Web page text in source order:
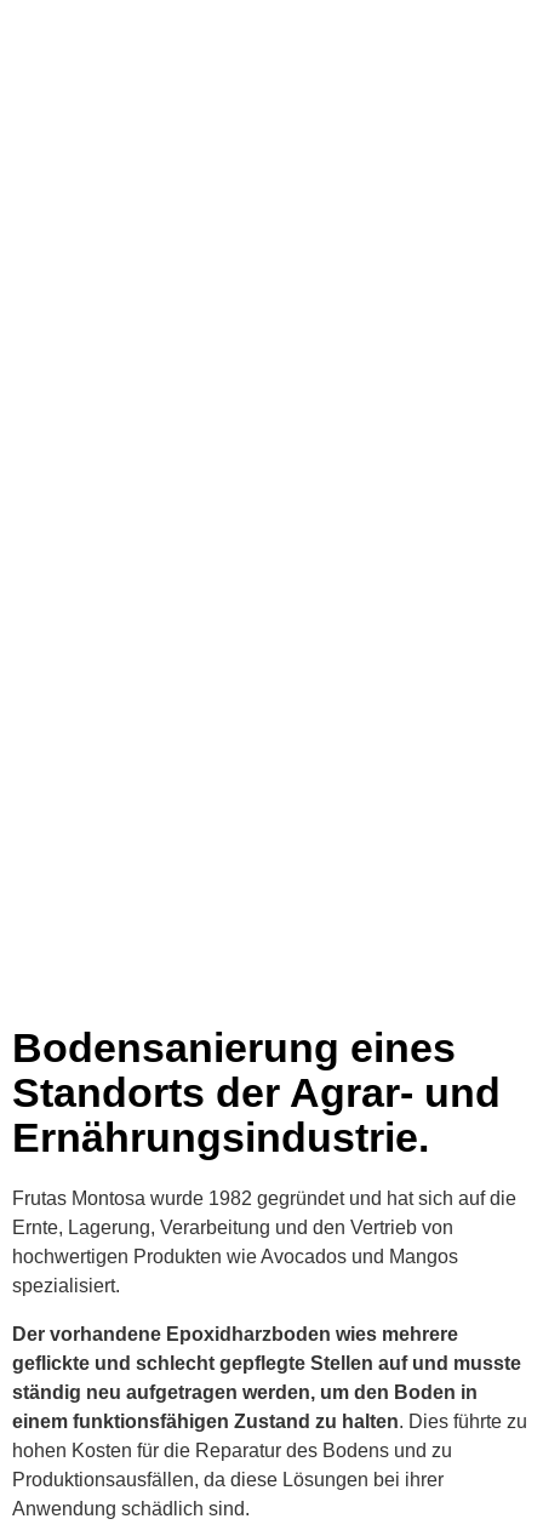
Bodensanierung eines
Standorts der Agrar- und
Ernährungsindustrie.
Frutas Montosa wurde 1982 gegründet und hat sich auf die
Ernte, Lagerung, Verarbeitung und den Vertrieb von
hochwertigen Produkten wie Avocados und Mangos
spezialisiert.
Der vorhandene Epoxidharzboden wies mehrere
geflickte und schlecht gepflegte Stellen auf und musste
ständig neu aufgetragen werden, um den Boden in
einem funktionsfähigen Zustand zu halten. Dies führte zu
hohen Kosten für die Reparatur des Bodens und zu
Produktionsausfällen, da diese Lösungen bei ihrer
Anwendung schädlich sind.